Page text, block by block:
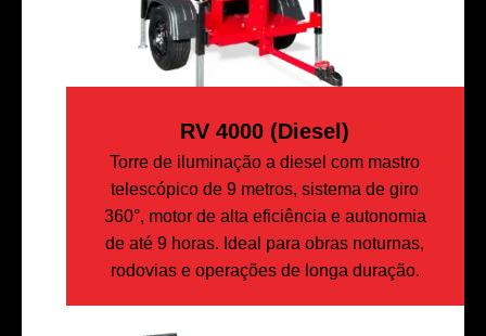
RV 4000 (diesel)
Torre de iluminação a diesel com mastro
telescópico de 9 metros, sistema de giro
360°, motor de alta eficiência e autonomia
de até 9 horas. Ideal para obras noturnas,
rodovias e operações de longa duração.